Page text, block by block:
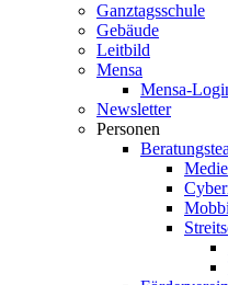
Ganztagsschule
Gebäude
Leitbild
Mensa
Mensa-
Newsletter
Personen